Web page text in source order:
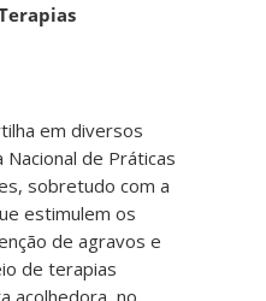
em diversos
de Práticas
sobretudo com a
estimulem os
de agravos e
de terapias
acolhedora, no